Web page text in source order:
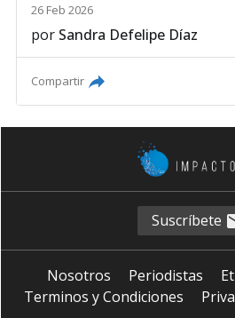
26 Feb 2026
por Sandra Defelipe Díaz
Compartir
Suscríbete
Nosotros Periodistas
Terminos y Condiciones